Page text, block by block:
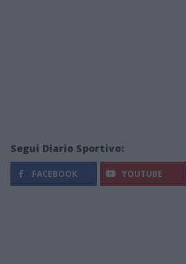
Segui Diario Sportivo:
FACEBOOK YOUTUBE